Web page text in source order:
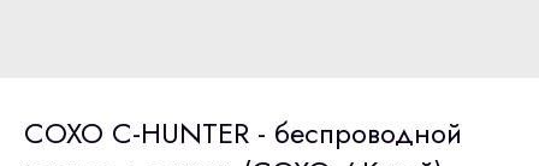
COXO C-HUNTER - беспроводной